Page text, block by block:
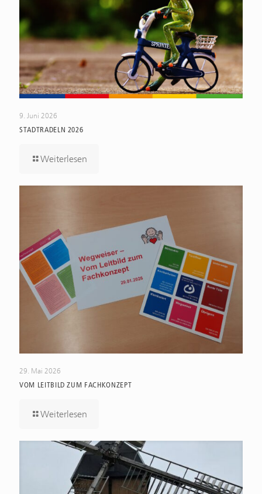
9. Juni 2026
STADTRADELN 2026
Weiterlesen
29. Mai 2026
VOM LEITBILD ZUM FACHKONZEPT
Weiterlesen